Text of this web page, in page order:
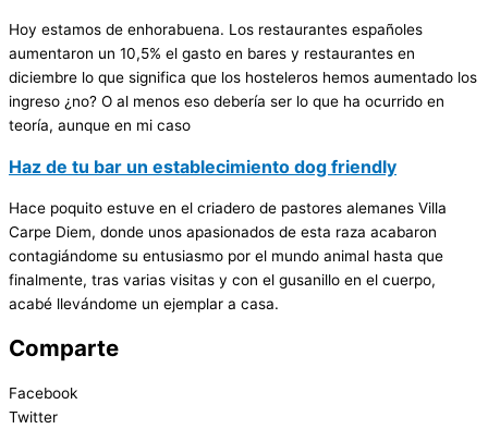
Hoy estamos de enhorabuena. Los restaurantes españoles
aumentaron un 10,5% el gasto en bares y restaurantes en
diciembre lo que significa que los hosteleros hemos aumentado los
ingreso ¿no? O al menos eso debería ser lo que ha ocurrido en
teoría, aunque en mi caso
Haz de tu bar un establecimiento dog friendly
Hace poquito estuve en el criadero de pastores alemanes Villa
Carpe Diem, donde unos apasionados de esta raza acabaron
contagiándome su entusiasmo por el mundo animal hasta que
finalmente, tras varias visitas y con el gusanillo en el cuerpo,
acabé llevándome un ejemplar a casa.
Comparte
Facebook
Twitter